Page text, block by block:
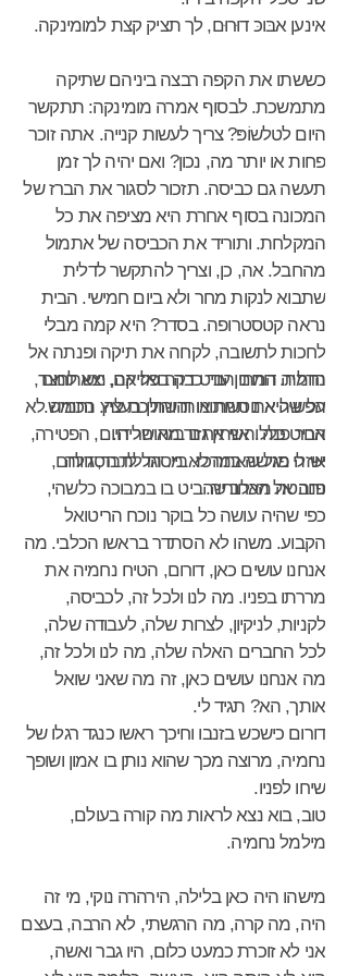
אינען אבּוכּ דוּרוּם, לך תציק קצת למומינקה.
כששתו את הקפה רבצה ביניהם שתיקה
מתמשכת. לבסוף אמרה מומינקה: תתקשר
היום לטלשוֹפּ? צריך לעשות קנייה. אתה זוכר
פחות או יותר מה, נכון? ואם יהיה לך זמן
תעשה גם כביסה. תזכור לסגור את הברז של
המכונה בסוף אחרת היא מציפה את כל
המקלחת. ותוריד את הכביסה של אתמול
מהחבל. אה, כן, וצריך להתקשר לדלית
שתבוא לנקות מחר ולא ביום חמישי. הבית
נראה קטסטרופה. בסדר? היא קמה מבלי
לחכות לתשובה, לקחה את תיקה ופנתה אל
הדלת. דורום הביט בה בפליאה, משתומם
על שהיא נוטשת אותו והולכת לה. נחמיה לא
הביט כלל. אני אחזור מאוחר היום, הפטירה,
יש לי פגישה במרכז. ביי. הדלת הסגולה
נחבטה מאחוריה.
נחמיה המתין עוד כדקה ואז קם, יצא לחצר,
הפשיל את תחתוניו והשתין בעציץ הכומש.
אחר פנה והשתין גם בזה שלידו.
איזה מזל שאתה לא מסוגל לדבר, דורום,
פנה אל הכלב שהביט בו במבוכה כלשהי,
כפי שהיה עושה כל בוקר נוכח הריטואל
הקבוע. משהו לא הסתדר בראשו הכלבי. מה
אנחנו עושים כאן, דורום, הטיח נחמיה את
מררתו בפניו. מה לנו ולכל זה, לכביסה,
לקניות, לניקיון, לצרות שלה, לעבודה שלה,
לכל החברים האלה שלה, מה לנו ולכל זה,
מה אנחנו עושים כאן, זה מה שאני שואל
אותך, הא? תגיד לי.
דורום כישכש בזנבו וחיכך ראשו כנגד רגלו של
נחמיה, מרוצה מכך שהוא נותן בו אמון ושופך
שיחו לפניו.
טוב, בוא נצא לראות מה קורה בעולם,
מילמל נחמיה.
מישהו היה כאן בלילה, הירהרה נוקי, מי זה
היה, מה קרה, מה הרגשתי, לא הרבה, בעצם
אני לא זוכרת כמעט כלום, היו גבר ואשה,